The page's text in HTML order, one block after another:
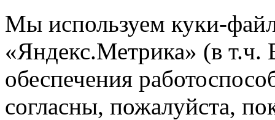
Мы используем куки-
«Яндекс.Метрика» (в т.ч.
обеспечения
согласны, пожалуйста,